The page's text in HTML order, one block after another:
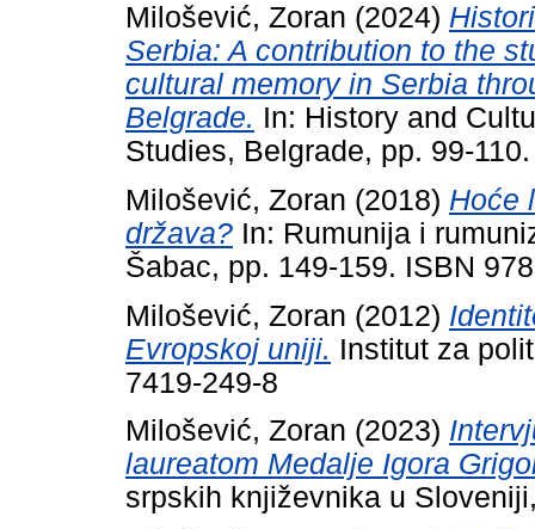
Milošević, Zoran (2024)
Serbia: A contribution to the
cultural memory in Serbia
Belgrade. In: History and
Studies, Belgrade, pp. 99-
Milošević, Zoran (2018) Hoće
država? In: Rumunija i
Šabac, pp. 149-159. ISBN
Milošević, Zoran (2012)
Evropskoj uniji. Institut za
7419-249-8
Milošević, Zoran (2023)
laureatom Medalje Igora
srpskih književnika u